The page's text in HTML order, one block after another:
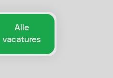
Alle
vacatures